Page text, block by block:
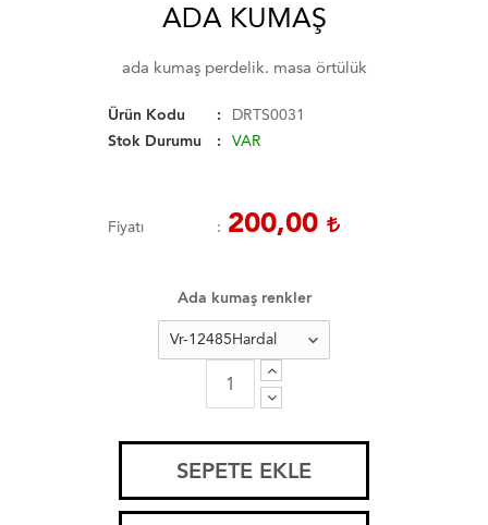
ADA KUMAŞ
ada kumaş perdelik. masa örtülük
Ürün Kodu
DRTS0031
Stok Durumu
VAR
Fiyatı 200,00
Ada kumaş renkler
SEPETE EKLE